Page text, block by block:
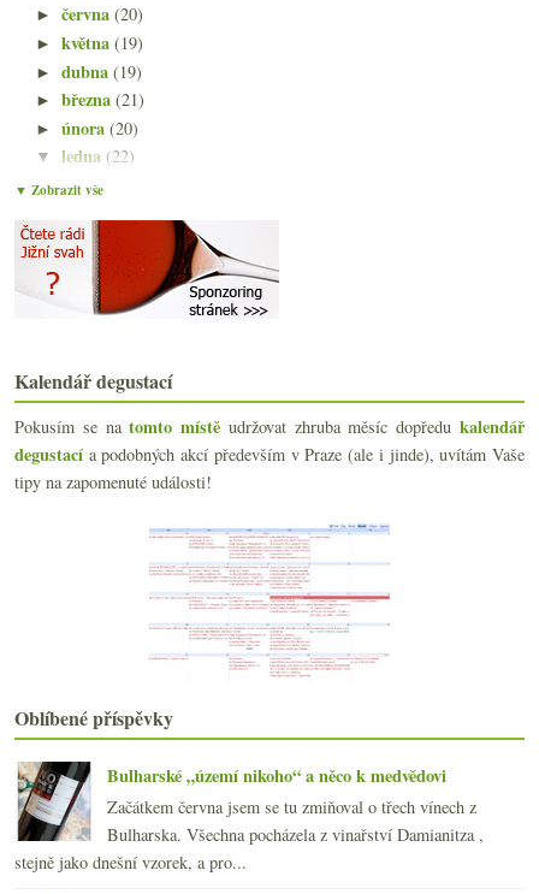
►června(20)
►května(19)
►dubna(19)
►března(21)
►února(20)
▼ledna (22)
Tři degustační pozvánky + pár tipů navíc
Jihoafrická degustace – Stellenrust, Reyneke & Boe...
Cava ze sudu a dvakrát Chardonnay
Ztráty vinařského světa, Víno na dotek a COS100
Průřezová degustace Champagne R&L Legras
Průvodce degustačními termíny
Výtečná cava a levný červený Monastrell
Degustace 7 Řádků / 7 Riadkov
Rekapitulace ročníku 2017 na Jižním svahu
Xarel·lo z amfor a horský Syrah
Degustace anglických bublin
Dvakrát staré keře odrůdy Mencía
Dvakrát zajímavý Muscadet
Propad spotřeby vína – pijte!
Předpověď pro 2018, vinné investice, daně, videa
Saumur Champigny & Cairanne
Energická Garnacha a šardonkové Champagne
►2017(240)
►2016(250)
►2015(251)
2014 (254)
2013
▼ Zobrazit vše
Kalendář degustací
Pokusím se natomto místě udržovat zhruba měsíc dopředukalendář
degustacía podobných akcí především v Praze (ale i jinde), uvítám Vaše
tipy na zapomenuté události!
Oblíbené příspěvky
Bulharské „území nikoho“ a něco k medvědovi
Začátkem června jsem se tu zmiňoval o třech vínech z
Bulharska. Všechna pocházela z vinařství Damianitza ,
stejně jako dnešní vzorek, a pro...